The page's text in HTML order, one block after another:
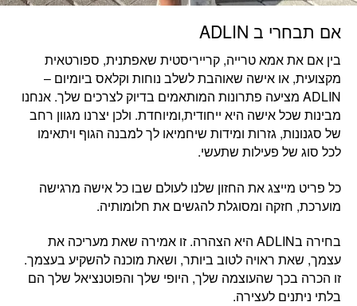
אם תבחרי ב ADLIN
בין אם אתאמא טרייה, קרייריסטית שאפתנית, ספורטאית
מקצועית, או אישה שאוהבת לשלב נוחות וקלאס ביומיום –
ADLIN מציעה פתרונות המותאמים בדיוק לצרכים שלך. אנחנו
מבינות שכל אישה היא ייחודית,ומיוחדת. ולכן יצרנו מגוון רחב
של סגנונות, גזרות ומידות שיחמיאו לך למבנה הגוף ויתאימו
לכל סוג של פעילות שתעשי.
כל פריט מייצג את החזון שלנו לעולם שבו כל אישה מרגישה
מוערכת, חזקה ומסוגלת להגשים את חלומותיה.
בחירה בADLIN היא הצהרה. זו
אמירה שאת מעריכה את
עצמך, שאת ראויה לטוב ביותר, ושאת מוכנה להשקיע בעצמך.
זו הכרה בכך שהעוצמה שלך, היופי שלך והפוטנציאל שלך הם
בלתי ניתנים לעצירה.